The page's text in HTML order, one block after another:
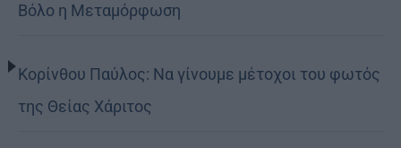
Βόλο η Μεταμόρφωση
Κορίνθου Παύλος: Να γίνουμε μέτοχοι του φωτός
της Θείας Χάριτος